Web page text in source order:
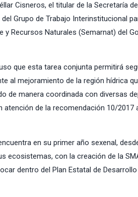
Cisneros, el titular de la Secretaría
Grupo de Trabajo Interinstitucional
Recursos Naturales (Semarnat) del
que esta tarea conjunta permitirá
al mejoramiento de la región hídrica
de manera coordinada con diversas
atención de la recomendación 10/
en su primer año sexenal,
ecosistemas, con la creación de la
dentro del Plan Estatal de